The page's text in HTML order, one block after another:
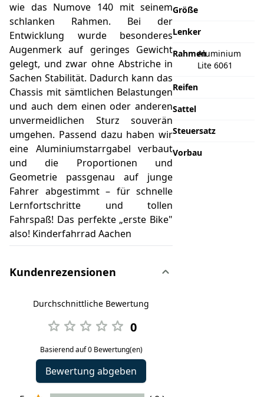
wie das Numove 140 mit seinem
schlanken Rahmen. Bei der
Entwicklung wurde besonderes
Augenmerk auf geringes Gewicht
gelegt, und zwar ohne Abstriche in
Sachen Stabilität. Dadurch kann das
Chassis mit sämtlichen Belastungen
und auch dem einen oder anderen
unvermeidlichen Sturz souverän
umgehen. Passend dazu haben wir
eine Aluminiumstarrgabel verbaut
und die Proportionen und
Geometrie passgenau auf junge
Fahrer abgestimmt – für schnelle
Lernfortschritte und tollen
Fahrspaß! Das perfekte „erste Bike"
also! Kinderfahrrad Aachen
Kundenrezensionen
Durchschnittliche Bewertung
0
Basierend auf 0 Bewertung(en)
Bewertung abgeben
Größe
Lenker
RahmenAluminium
Lite 6061
Reifen
Sattel
Steuersatz
Vorbau